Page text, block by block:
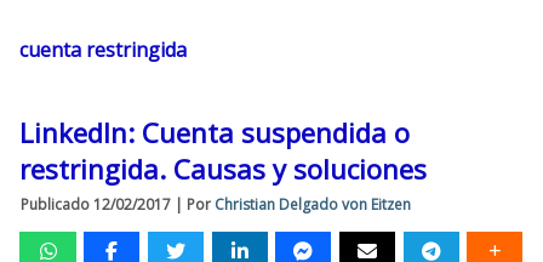
cuenta restringida
LinkedIn: Cuenta suspendida o
restringida. Causas y soluciones
Publicado 12/02/2017 | Por Christian Delgado von Eitzen